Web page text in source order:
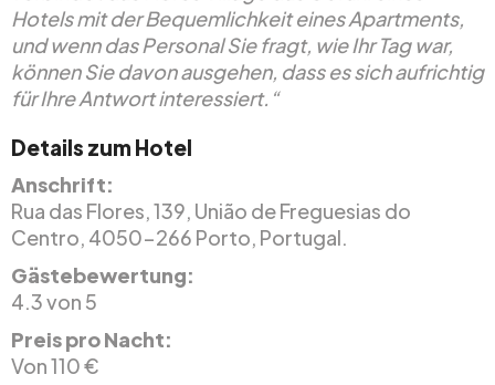
Hotels mit der Bequemlichkeit eines Apartments,
und wenn das Personal Sie fragt, wie Ihr Tag war,
können Sie davon ausgehen, dass es sich aufrichtig
für Ihre Antwort interessiert.“
Details zum Hotel
Anschrift:
Rua das Flores, 139, União de Freguesias do
Centro, 4050-266 Porto, Portugal.
Gästebewertung:
4.3 von 5
Preis pro Nacht:
Von 110 €